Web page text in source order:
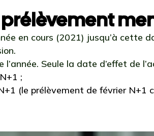
prélèvement
en cours (2021) jusqu’à cette
Seule la date d’effet de
;
(le prélèvement de février